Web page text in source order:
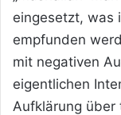
eingesetzt, was
empfunden
mit negativen
eigentlichen
Aufklärung über